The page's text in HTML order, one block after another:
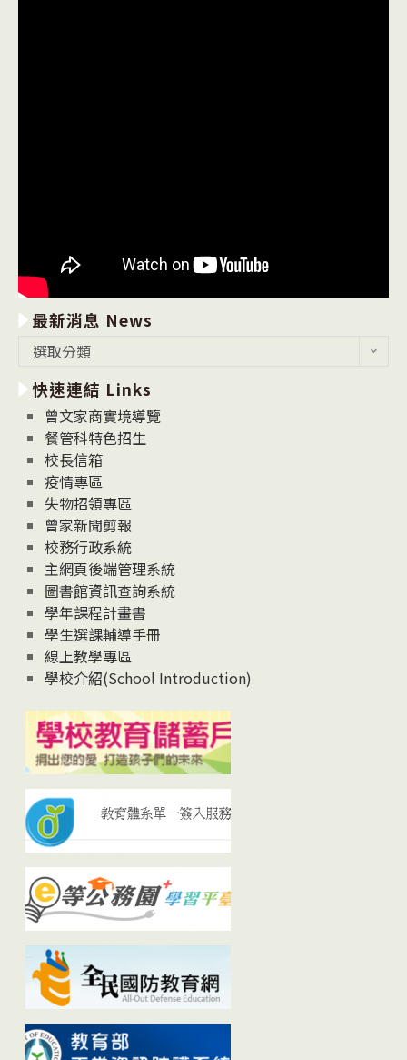
最新消息 News
消
息
News
選取分類
快速連結 Links
曾文家商實境導覽
餐管科特色招生
校長信箱
疫情專區
失物招領專區
曾家新聞剪報
校務行政系統
主網頁後端管理系統
圖書館資訊查詢系統
學年課程計畫書
學生選課輔導手冊
線上教學專區
學校介紹(School Introduction)